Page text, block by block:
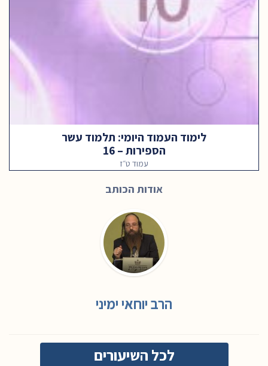
לימוד העמוד היומי: תלמוד עשר
הספירות – 16
עמוד ט״ז
אודות הכותב
הרב יוחאי ימיני
לכל השיעורים